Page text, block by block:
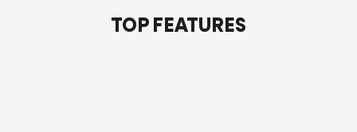
TOP FEATURES